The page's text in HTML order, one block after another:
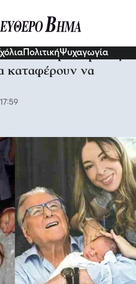
ΠολιτικήΨυχαγωγία
«πάλεψαν» με τις
καταφέρουν να